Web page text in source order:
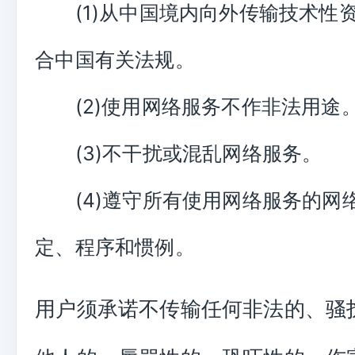
(1)从中国境内向外传输技术性
合中国有关法规。
(2)使用网络服务不作非法用途
(3)不干扰或混乱网络服务。
(4)遵守所有使用网络服务的网
定、程序和惯例。
用户须承诺不传输任何非法的、骚